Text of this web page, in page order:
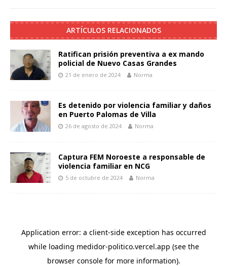
ARTÍCULOS RELACIONADOS
Ratifican prisión preventiva a ex mando
policial de Nuevo Casas Grandes
21 de enero de 2024 Norma
Es detenido por violencia familiar y daños
en Puerto Palomas de Villa
26 de agosto de 2024 Norma
Captura FEM Noroeste a responsable de
violencia familiar en NCG
5 de octubre de 2024 Norma